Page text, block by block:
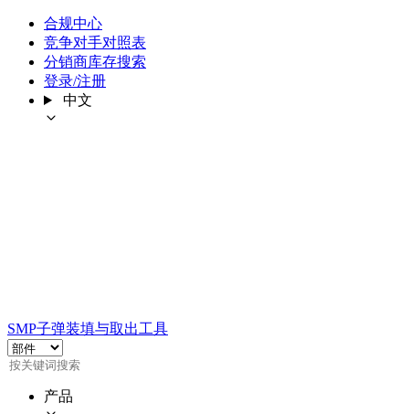
合规中心
竞争对手对照表
分销商库存搜索
登录/注册
中文
SMP子弹装填与取出工具
产品